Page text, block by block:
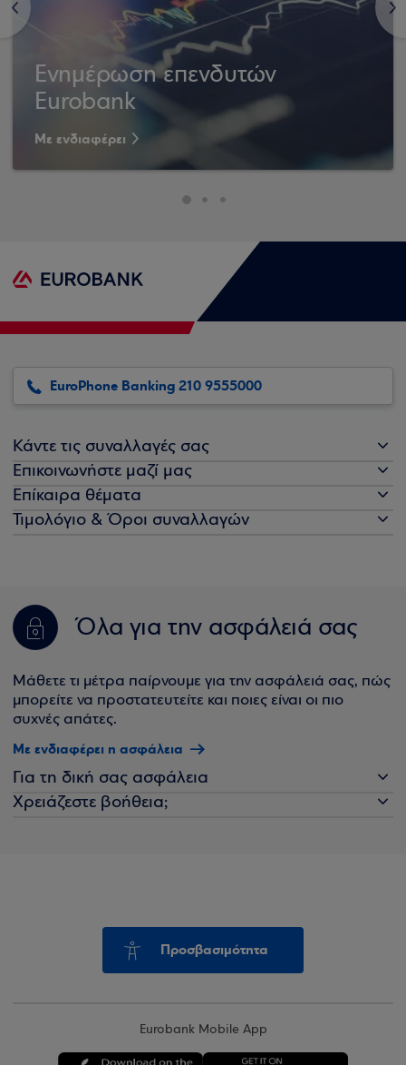
<
Ενημέρωση επενδυτών
Eurobank
Με ενδιαφέρει
>
EuroPhone Banking 210 9555000
Κάντε τις συναλλαγές σας
Επικοινωνήστε μαζί μας
Επίκαιρα θέματα
Τιμολόγιο & Όροι συναλλαγών
Όλα για την ασφάλειά σας
Μάθετε τι μέτρα παίρνουμε για την ασφάλειά σας, πώς
μπορείτε να προστατευτείτε και ποιες είναι οι πιο
συχνές απάτες.
Με ενδιαφέρει η ασφάλεια
Για τη δική σας ασφάλεια
Χρειάζεστε βοήθεια;
Προσβασιμότητα
Eurobank Mobile App